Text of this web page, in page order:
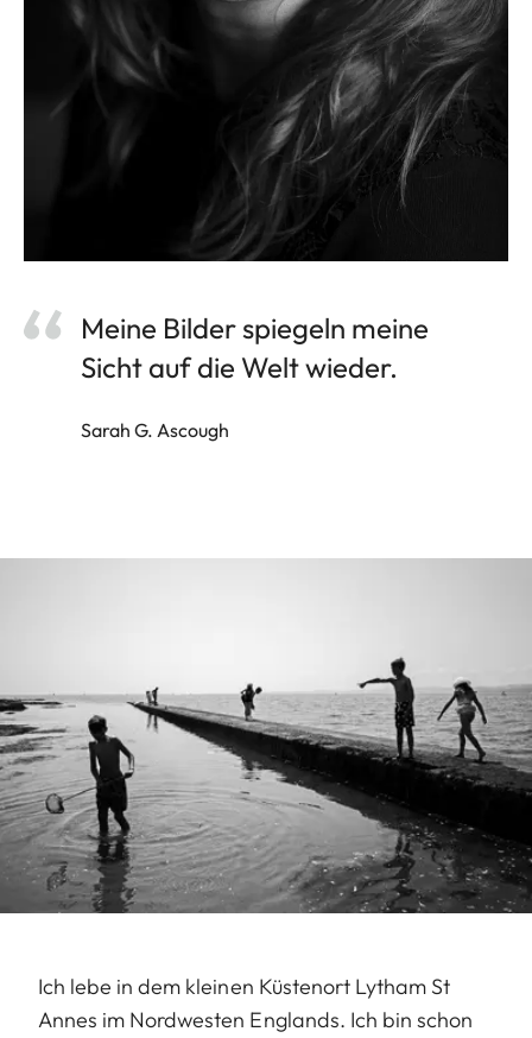
Meine Bilder spiegeln meine
Sicht auf die Welt wieder.
Sarah G. Ascough
Ich lebe in dem kleinen Küstenort Lytham St
Annes im Nordwesten Englands. Ich bin schon